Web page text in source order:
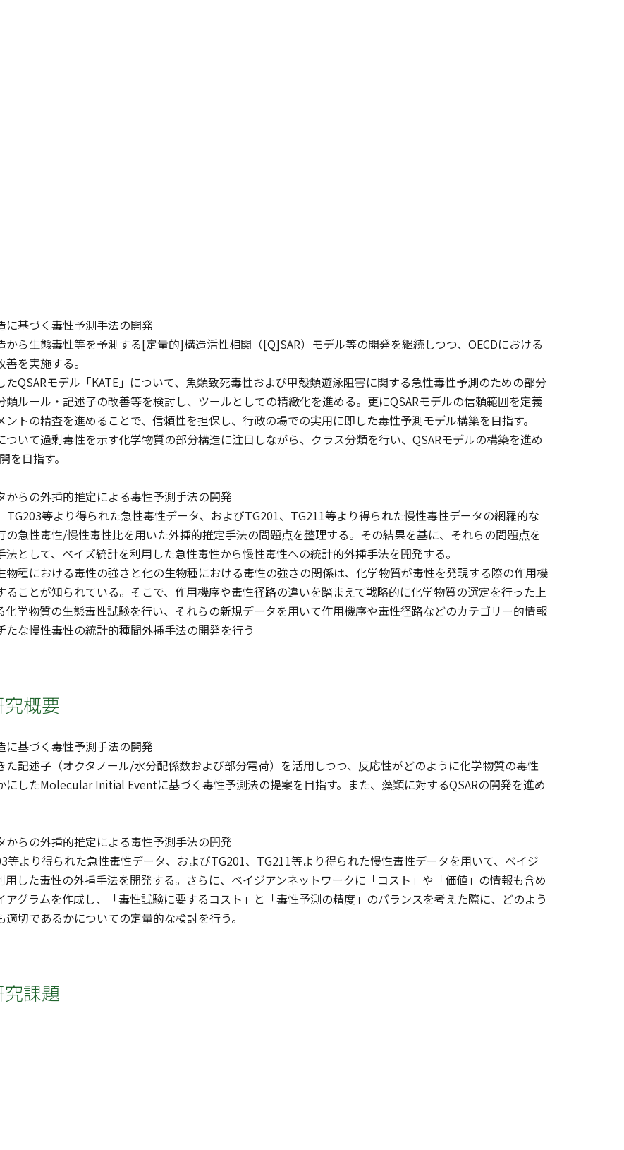
に基づく毒性予測手法の開発
ら生態毒性等を予測する[定量的]構造活性相関（[Q]SAR）モデル等の開発を継続しつつ、OECDにおける
を実施する。
QSARモデル「KATE」について、魚類致死毒性および甲殻類遊泳阻害に関する急性毒性予測のための部分
類ルール・記述子の改善等を検討し、ツールとしての精緻化を進める。更にQSARモデルの信頼範囲を定義
トの精査を進めることで、信頼性を担保し、行政の場での実用に即した毒性予測モデル構築を目指す。
いて過剰毒性を示す化学物質の部分構造に注目しながら、クラス分類を行い、QSARモデルの構築を進め
を目指す。
からの外挿的推定による毒性予測手法の開発
等より得られた急性毒性データ、およびTG201、TG211等より得られた慢性毒性データの網羅的な
の急性毒性/慢性毒性比を用いた外挿的推定手法の問題点を整理する。その結果を基に、それらの問題点を
として、ベイズ統計を利用した急性毒性から慢性毒性への統計的外挿手法を開発する。
種における毒性の強さと他の生物種における毒性の強さの関係は、化学物質が毒性を発現する際の作用機
ることが知られている。そこで、作用機序や毒性径路の違いを踏まえて戦略的に化学物質の選定を行った上
化学物質の生態毒性試験を行い、それらの新規データを用いて作用機序や毒性径路などのカテゴリー的情報
たな慢性毒性の統計的種間外挿手法の開発を行う
概要
に基づく毒性予測手法の開発
た記述子（オクタノール/水分配係数および部分電荷）を活用しつつ、反応性がどのように化学物質の毒性
にしたMolecular Initial Eventに基づく毒性予測法の提案を目指す。また、藻類に対するQSARの開発を進め
からの外挿的推定による毒性予測手法の開発
等より得られた急性毒性データ、およびTG201、TG211等より得られた慢性毒性データを用いて、ベイジ
用した毒性の外挿手法を開発する。さらに、ベイジアンネットワークに「コスト」や「価値」の情報も含め
アグラムを作成し、「毒性試験に要するコスト」と「毒性予測の精度」のバランスを考えた際に、どのよう
切であるかについての定量的な検討を行う。
課題